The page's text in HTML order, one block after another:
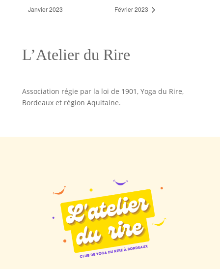
Janvier 2023
Février 2023
L’Atelier du Rire
Association régie par la loi de 1901, Yoga du Rire,
Bordeaux et région Aquitaine.